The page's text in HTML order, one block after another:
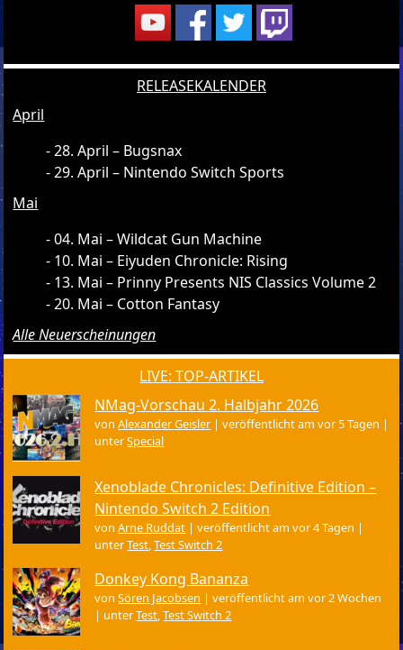
RELEASEKALENDER
April
28. April – Bugsnax
29. April – Nintendo Switch Sports
Mai
04. Mai – Wildcat Gun Machine
10. Mai – Eiyuden Chronicle: Rising
13. Mai – Prinny Presents NIS Classics Volume 2
20. Mai – Cotton Fantasy
Alle Neuerscheinungen
LIVE: TOP-ARTIKEL
NMag-Vorschau 2. Halbjahr 2026
vonAlexander Geisler |veröffentlicht am vor 5 Tagen |
unterSpecial
Xenoblade Chronicles: Definitive Edition –
Nintendo Switch 2 Edition
vonArne Ruddat |veröffentlicht am vor 4 Tagen |
unterTest,Test Switch 2
Donkey Kong Bananza
vonSören Jacobsen |veröffentlicht am vor 2 Wochen
| unterTest,Test Switch 2